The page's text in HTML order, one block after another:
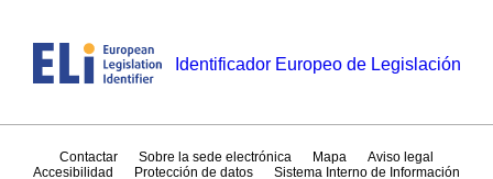
Identificador Europeo de Legislación
Contactar Sobre la sede electrónica Mapa
Aviso legal
Accesibilidad
Protección de datos Sistema Interno de Información